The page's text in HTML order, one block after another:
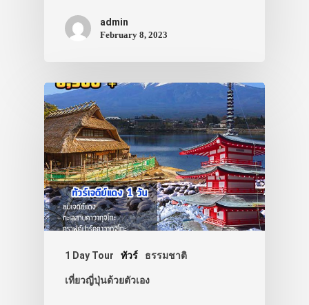
admin
February 8, 2023
1 Day Tour ทัวร์ ธรรมชาติ
เที่ยวญี่ปุ่นด้วยตัวเอง